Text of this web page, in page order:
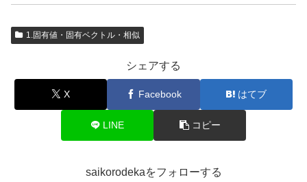
1.固有値・固有ベクトル・相似
シェアする
X Facebook はてブ
LINE コピー
saikorodekaをフォローする